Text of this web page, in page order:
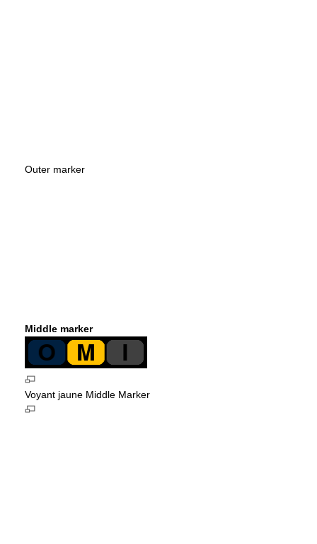
Outer marker
Middle marker
Voyant jaune Middle Marker